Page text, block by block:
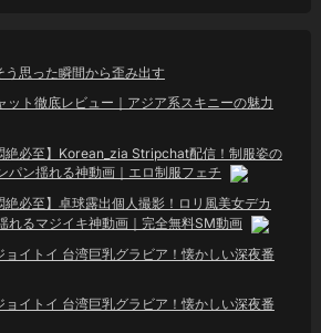
思った瞬間から歪み出す
ト徹底レビュー｜アジア系スキニーの魅力
絶必至】Korean_zia Stripchat配信！制服姿の
パン揺れる神動画｜エロ制服フェチ
絶必至】卓球露出個人撮影！ロリ風美女デカ
れるマジイキ神動画｜完全無料SM動画
ョイトイ 台湾巨乳グラビア！懐かしい深夜番
ョイトイ 台湾巨乳グラビア！懐かしい深夜番